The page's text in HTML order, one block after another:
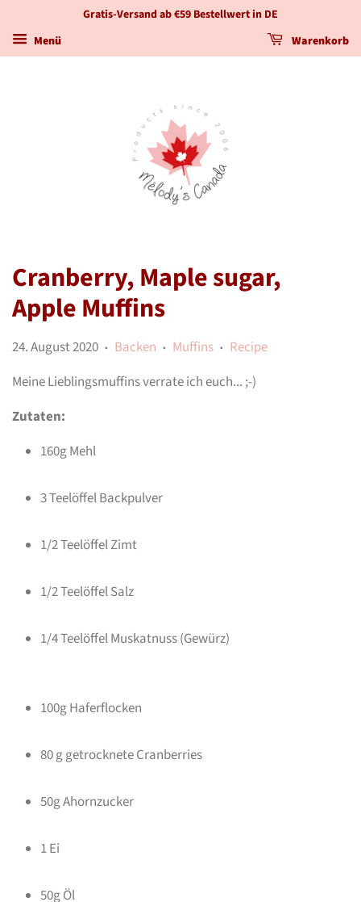
Gratis-Versand ab €59 Bestellwert in DE
Menü
Warenkorb
Cranberry, Maple sugar,
Apple Muffins
24. August 2020 • Backen • Muffins • Recipe
Meine Lieblingsmuffins verrate ich euch... ;-)
Zutaten:
160g Mehl
3 Teelöffel Backpulver
1/2 Teelöffel Zimt
1/2 Teelöffel Salz
1/4 Teelöffel Muskatnuss (Gewürz)
100g Haferflocken
80 g getrocknete Cranberries
50g Ahornzucker
1 Ei
50g Öl